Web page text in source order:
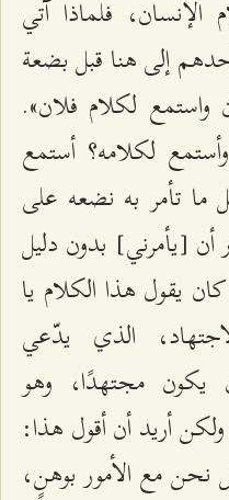
فلماذا آتي
إلى هنا قبل بضعة
لكلام فلان».
لكلامه؟ أستمع
ما تأمر به نضعه على
أن [يأمرني] بدون دليل
يقول هذا الكلام يا
الذي يدّعي
يكون مجتهدًا، وهو
أريد أن أقول هذا:
نحن مع الأمور بوهنٍ،